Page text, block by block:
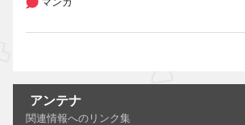
アンテナ
関連情報へのリンク集